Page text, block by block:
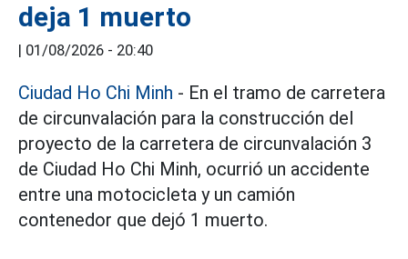
deja 1 muerto
| 01/08/2026 - 20:40
Ciudad Ho Chi Minh - En el tramo de carretera
de circunvalación para la construcción del
proyecto de la carretera de circunvalación 3
de Ciudad Ho Chi Minh, ocurrió un accidente
entre una motocicleta y un camión
contenedor que dejó 1 muerto.